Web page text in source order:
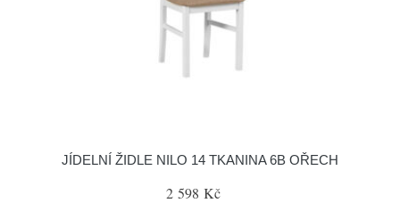
JÍDELNÍ ŽIDLE NILO 14 TKANINA 6B OŘECH
2 598 Kč